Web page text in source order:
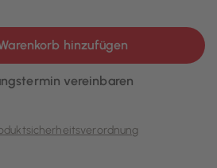
hinzufügen
vereinbaren